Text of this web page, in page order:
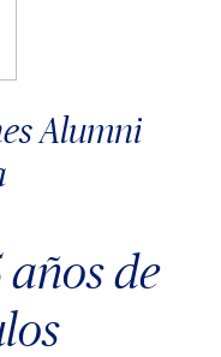
Alumni
años de